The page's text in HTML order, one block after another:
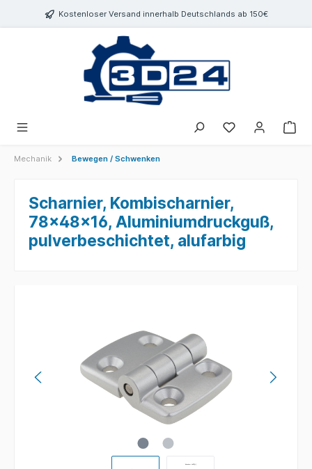
springenKostenloser Versand innerhalb Deutschlands ab 150€
Mechanik Bewegen / Schwenken
Scharnier, Kombischarnier,
78x48x16, Aluminiumdruckguß,
pulverbeschichtet, alufarbig